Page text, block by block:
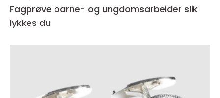
Fagprøve barne- og ungdomsarbeider slik
lykkes du